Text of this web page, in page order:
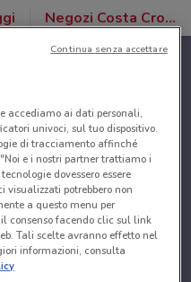
Negozi Costa Crociere
accediamo ai dati personali,
univoci, sul tuo dispositivo.
di tracciamento affinché
e i nostri partner trattiamo i
dovessero essere
potrebbero non
a questo menu per
consenso facendo clic sul link
Tali scelte avranno effetto nel
informazioni, consulta
Continua senza accettare